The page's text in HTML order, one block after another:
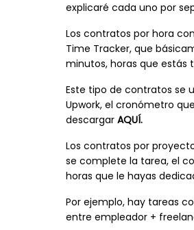
explicaré cada uno por
Los contratos por hora
Time Tracker, que
minutos, horas que estás
Este tipo de contratos se
Upwork, el cronómetro
descargar AQUÍ.
Los contratos por
se complete la tarea, el
horas que le hayas
Por ejemplo, hay tareas
entre empleador +